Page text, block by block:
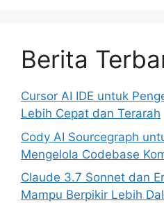
Berita
Cursor AI IDE untuk
Lebih Cepat dan Terarah
Cody AI Sourcegraph
Mengelola Codebase
Claude 3.7 Sonnet dan
Mampu Berpikir Lebih